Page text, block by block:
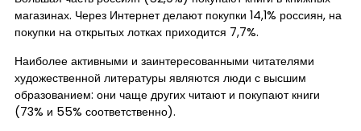
магазинах. Через Интернет делают покупки 14,1% россиян, на
покупки на открытых лотках приходится 7,7%.
Наиболее активными и заинтересованными читателями
художественной литературы являются люди с высшим
образованием: они чаще других читают и покупают книги
(73% и 55% соответственно).